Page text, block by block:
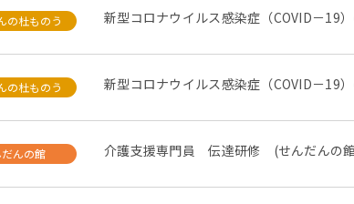
の杜ものう 新型コロナウイルス感染症（COVID－19
の杜ものう 新型コロナウイルス感染症（COVID－19
んの館 介護支援専門員 伝達研修 (せんだんの